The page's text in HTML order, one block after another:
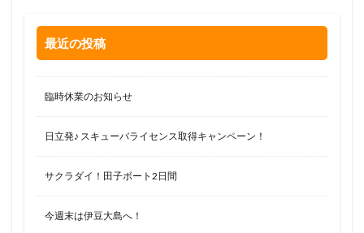
最近の投稿
臨時休業のお知らせ
日立発♪ スキューバライセンス取得キャンペーン！
サクラダイ！田子ボート2日間
今週末は伊豆大島へ！